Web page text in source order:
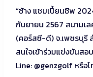
“ช้าง แชมเปี้ยนชิพ
กันยายน 2567 สนามเ
(คอร์สซี-ดี) จ.เพชรบุรี
สนใจเข้าร่วมแข่งขันส
Line: @genzgolf หรือ